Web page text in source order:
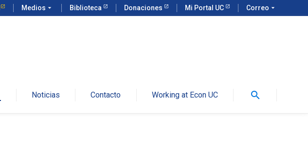
Medios arrow_drop_down Biblioteca Donaciones Mi Portal UC Correo arrow_drop_down
Noticias Contacto Working at Econ UC search